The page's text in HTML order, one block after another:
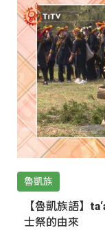
魯凱族
【魯凱族語】
士祭的由來